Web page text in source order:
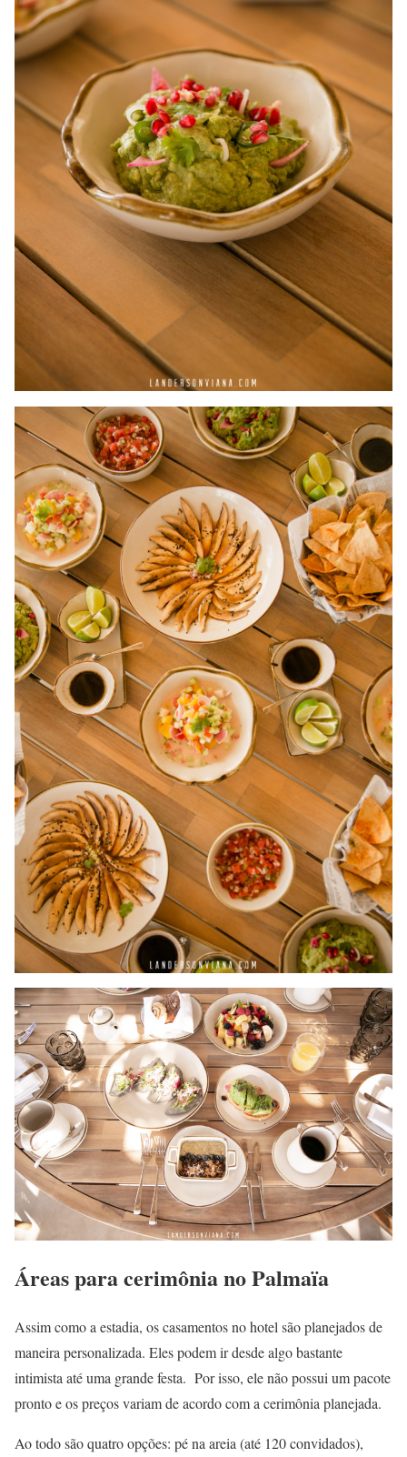
Áreas para cerimônia no Palmaïa
Assim como a estadia, os casamentos no hotel são planejados de
maneira personalizada. Eles podem ir desde algo bastante
intimista até uma grande festa. Por isso, ele não possui um pacote
pronto e os preços variam de acordo com a cerimônia planejada.
Ao todo são quatro opções: pé na areia (até 120 convidados),